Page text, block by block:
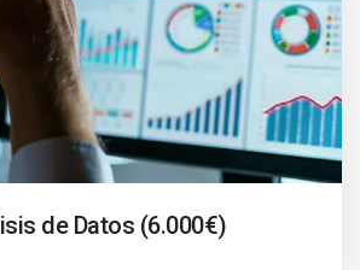
de Datos (6.000€)